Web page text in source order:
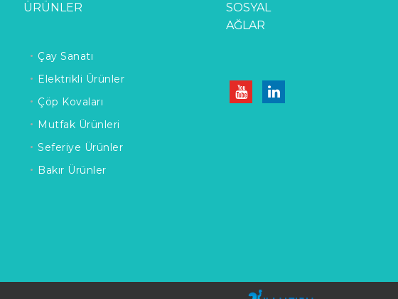
ÜRÜNLER
Çay Sanatı
Elektrikli Ürünler
Çöp Kovaları
Mutfak Ürünleri
Seferiye Ürünler
Bakır Ürünler
SOSYAL
AĞLAR